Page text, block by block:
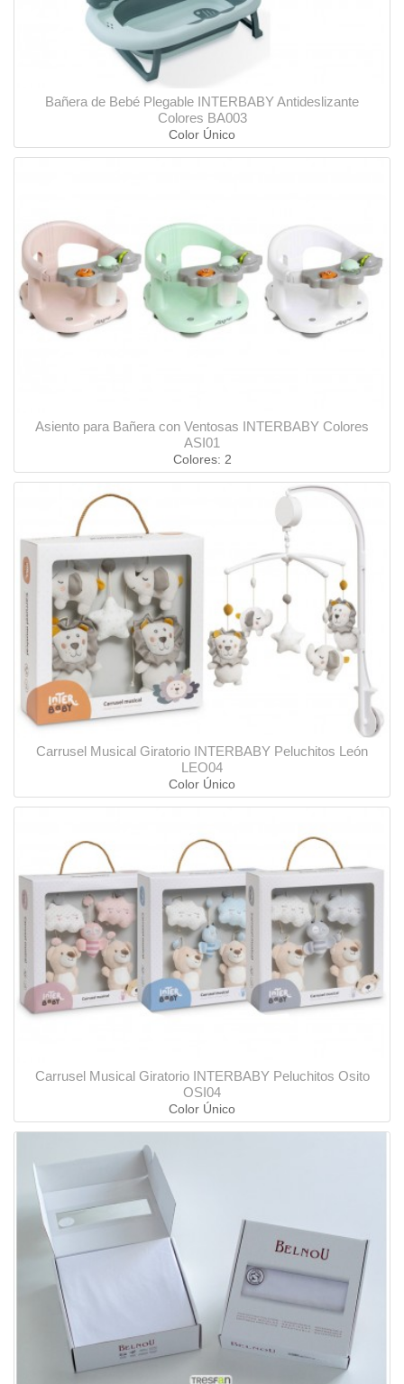
Bañera de Bebé Plegable INTERBABY Antideslizante
Colores BA003
Color Único
Asiento para Bañera con Ventosas INTERBABY Colores
ASI01
Colores: 2
Carrusel Musical Giratorio INTERBABY Peluchitos León
LEO04
Color Único
Carrusel Musical Giratorio INTERBABY Peluchitos Osito
OSI04
Color Único